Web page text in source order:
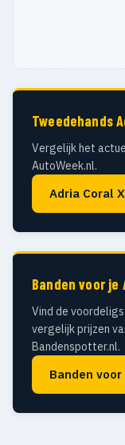
Tweedehands
Vergelijk het
AutoWeek.nl.
Adria Coral
Banden voor je
Vind de
vergelijk prijzen
Bandenspotter.nl.
Banden